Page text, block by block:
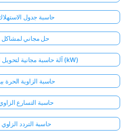
حاسبة جدول
حل مجاني لمشاكل
آلة حاسبة مجانية لتحويل الأمبير إلى كيلوواط (kW)
حاسبة الزاوية الحرة
حاسبة التسارع
حاسبة التردد الزاوي